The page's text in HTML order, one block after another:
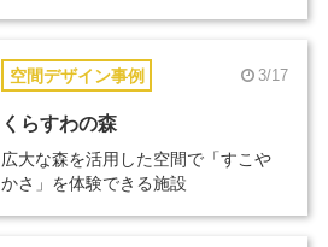
空間デザイン事例 3/17
くらすわの森
広大な森を活用した空間で「すこや
かさ」を体験できる施設